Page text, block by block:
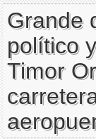
Grande
político
Timor